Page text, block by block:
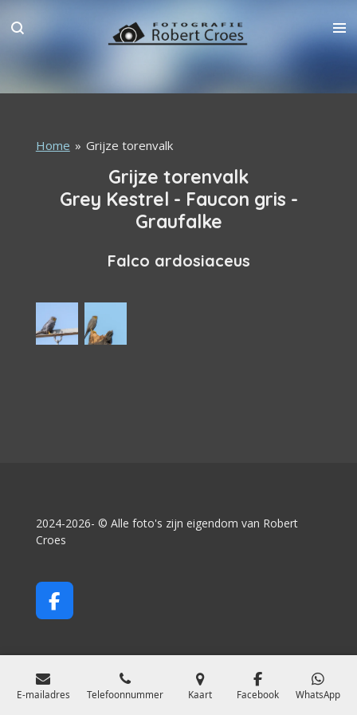
direct
Home » Grijze torenvalk
Grijze torenvalk
Grey Kestrel - Faucon gris -
Graufalke
Falco ardosiaceus
2024-2026- © Alle foto's zijn eigendom van Robert
Croes
F
a
e
o
E-mailadres Telefoonnummer Kaart Facebook WhatsApp